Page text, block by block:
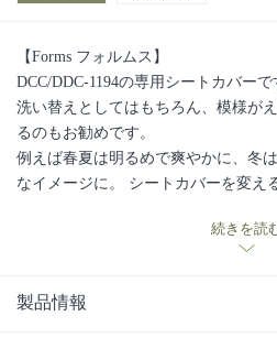
【Forms フォルムス】
DCC/DDC-1194の専用シートカバーで
洗い替えとしてはもちろん、模様が
るのもお勧めです。
例えば春夏は明るめで爽やかに、冬
なイメージに。 シートカバーを変え
続きを読
製品情報